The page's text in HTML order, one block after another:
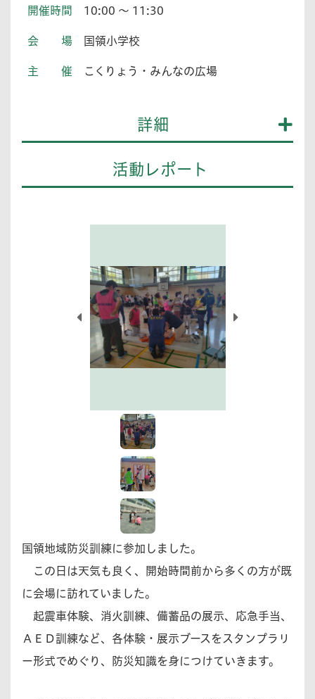
開催時間 10:00 ～ 11:30
会場 国領小学校
主催 こくりょう・みんなの広場
詳細
活動レポート
国領地域防災訓練に参加しました。
この日は天気も良く、開始時間前から多くの方が既
に会場に訪れていました。
起震車体験、消火訓練、備蓄品の展示、応急手当、
ＡＥＤ訓練など、各体験・展示ブースをスタンプラリ
ー形式でめぐり、防災知識を身につけていきます。